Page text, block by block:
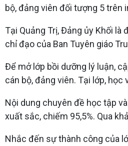
bộ, đảng viên đối tượng 5 trên
Tại Quảng Trị, Đảng ủy Khối
chỉ đạo của Ban Tuyên giáo
Để mở lớp bồi dưỡng lý luận,
cán bộ, đảng viên. Tại lớp,
Nội dung chuyên đề học tập
xuất sắc, chiếm 95,5%. Qua
Nhắc đến sự thành công của